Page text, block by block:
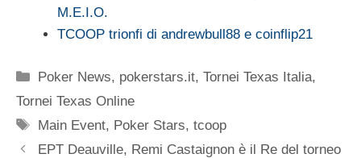
M.E.I.O.
TCOOP trionfi di andrewbull88 e coinflip21
Categorie
Poker News, pokerstars.it,Tornei Texas Italia,
Tornei Texas Online
Tag
Main Event, Poker Stars,tcoop
EPT Deauville, Remi Castaignon è il Re del torneo